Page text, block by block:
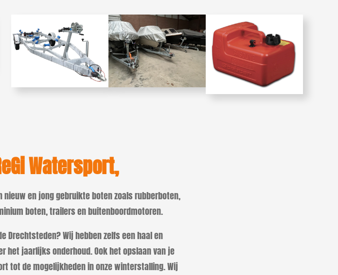
Watersport,
en jong gebruikte boten zoals rubberboten,
boten, trailers en buitenboordmotoren.
Drechtsteden? Wij hebben zelfs een haal en
het jaarlijks onderhoud. Ook het opslaan van je
tot de mogelijkheden in onze winterstalling. Wij